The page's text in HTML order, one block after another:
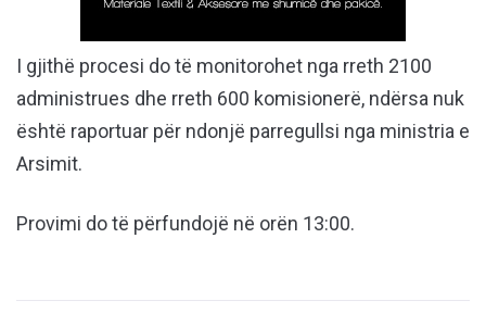
I gjithë procesi do të monitorohet nga rreth 2100
administrues dhe rreth 600 komisionerë, ndërsa nuk
është raportuar për ndonjë parregullsi nga ministria e
Arsimit.
Provimi do të përfundojë në orën 13:00.